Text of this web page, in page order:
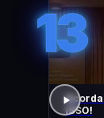
13
ISSO!